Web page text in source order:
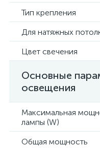
Тип крепления
Для натяжных
Цвет свечения
Основные
освещения
Максимальная
лампы (W)
Общая мощность